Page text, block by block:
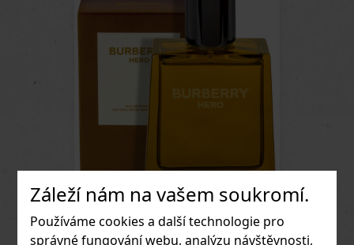
Záleží nám na vašem soukromí.
Používáme cookies a další technologie pro
správné fungování webu, analýzu návštěvnosti,
Hlava: Esence mandarinky, citron
rybíz, pupeny jasmínu, frézie, guava.
Základ: Clearwood®, živé dřevo,
pižmo. Versace Dyla
Burberry Hero EdP 100 ml